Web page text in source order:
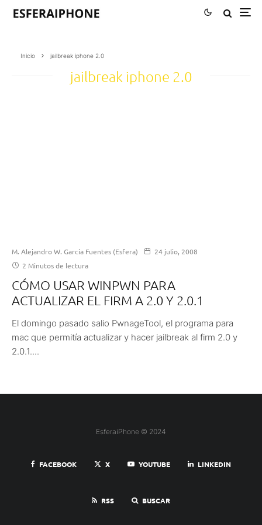
Inicio jailbreak iphone 2.0
jailbreak iphone 2.0
M. Alejandro W. García Fuentes (Esfera)
24 julio, 2008
2 Minutos de lectura
CÓMO USAR WINPWN PARA
ACTUALIZAR EL FIRM A 2.0 Y 2.0.1
El domingo pasado salio PwnageTool, el programa para
mac que permitía actualizar y hacer jailbreak al firm 2.0 y
2.0.1....
EsferaiPhone © 2024
FACEBOOK X YOUTUBE LINKEDIN
RSS BUSCAR